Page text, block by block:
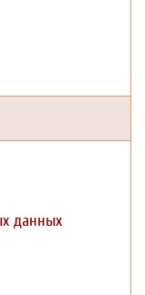
данных